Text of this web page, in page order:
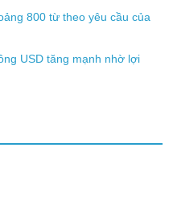
800 từ theo yêu cầu của
USD tăng mạnh nhờ lợi